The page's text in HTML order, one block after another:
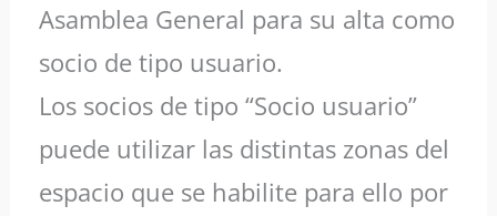
Asamblea General para su alta como
socio de tipo usuario.
Los socios de tipo “Socio usuario”
puede utilizar las distintas zonas del
espacio que se habilite para ello por